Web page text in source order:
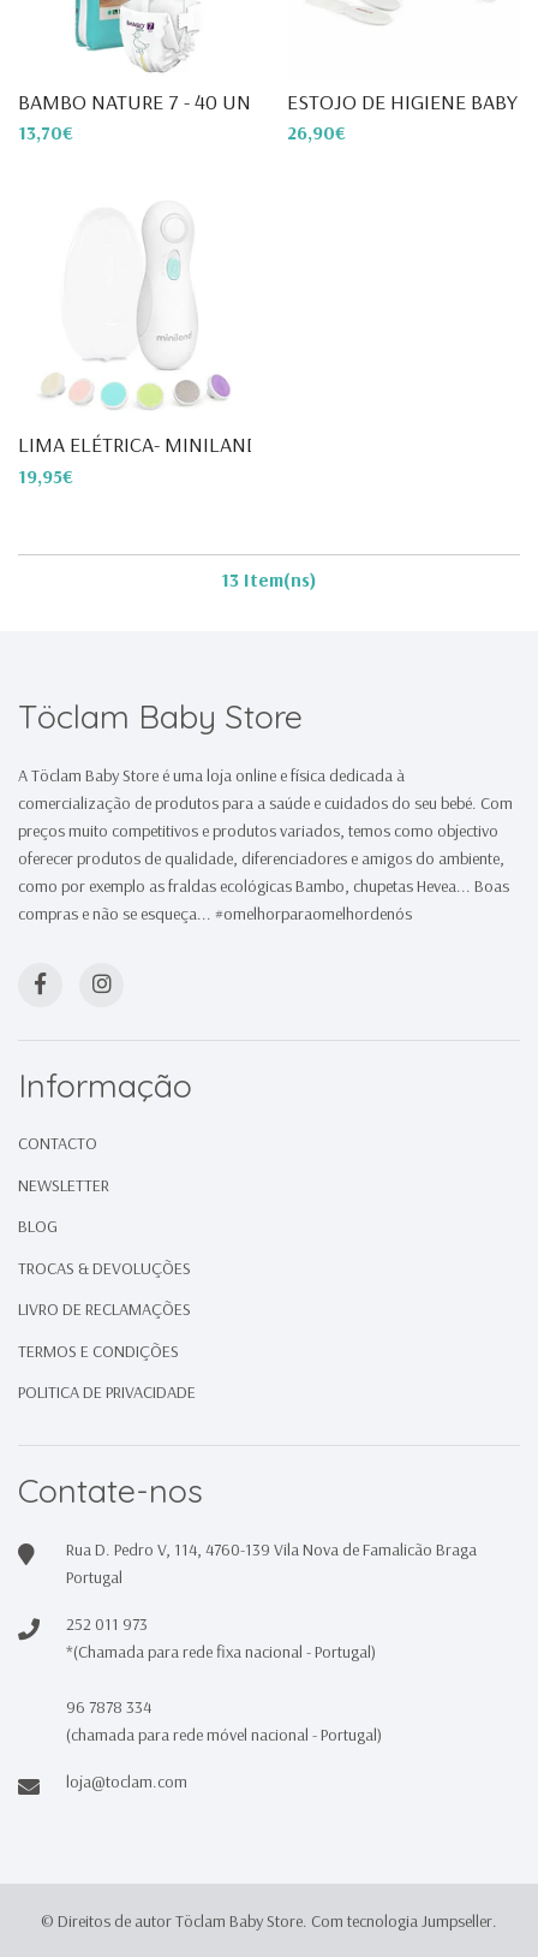
BAMBO NATURE 7 - 40 UNIDADES
13,70€
ESTOJO DE HIGIENE BABY
26,90€
LIMA ELÉTRICA- MINILAND
19,95€
13 Item(ns)
Töclam Baby Store
A Töclam Baby Store é uma loja online e física dedicada à
comercialização de produtos para a saúde e cuidados do seu bebé. Com
preços muito competitivos e produtos variados, temos como objectivo
oferecer produtos de qualidade, diferenciadores e amigos do ambiente,
como por exemplo as fraldas ecológicas Bambo, chupetas Hevea... Boas
compras e não se esqueça... #omelhorparaomelhordenós
Informação
CONTACTO
NEWSLETTER
BLOG
TROCAS & DEVOLUÇÕES
LIVRO DE RECLAMAÇÕES
TERMOS E CONDIÇÕES
POLITICA DE PRIVACIDADE
Contate-nos
Rua D. Pedro V, 114, 4760-139 Vila Nova de Famalicão Braga
Portugal
252 011 973
*(Chamada para rede fixa nacional - Portugal)
96 7878 334
(chamada para rede móvel nacional - Portugal)
loja@toclam.com
© Direitos de autor Töclam Baby Store. Com tecnologia Jumpseller.